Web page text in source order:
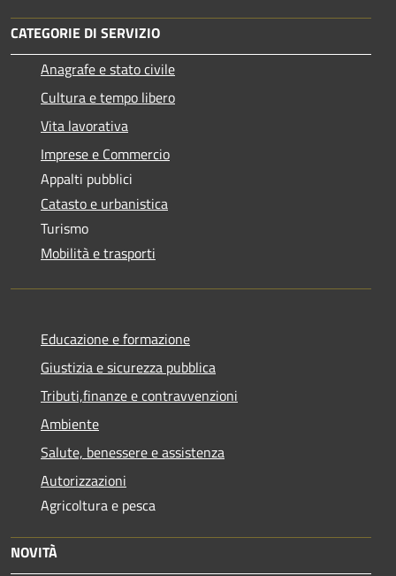
CATEGORIE DI SERVIZIO
Anagrafe e stato civile
Cultura e tempo libero
Vita lavorativa
Imprese e Commercio
Appalti pubblici
Catasto e urbanistica
Turismo
Mobilità e trasporti
Educazione e formazione
Giustizia e sicurezza pubblica
Tributi,finanze e contravvenzioni
Ambiente
Salute, benessere e assistenza
Autorizzazioni
Agricoltura e pesca
NOVITÀ